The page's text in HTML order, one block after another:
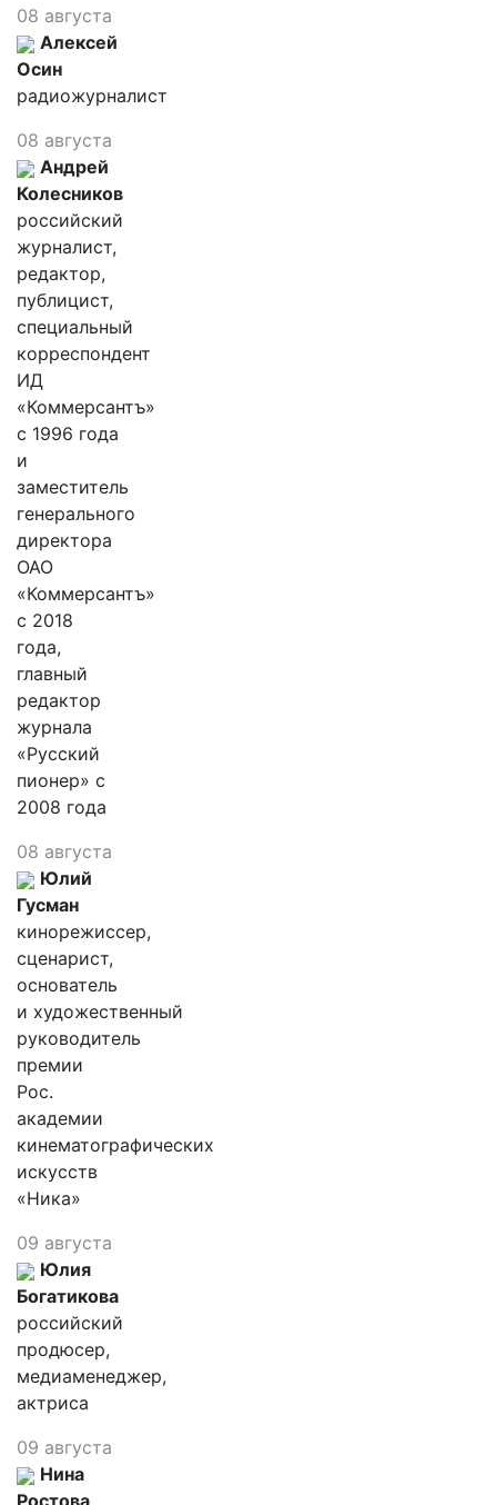
08 августа
Алексей
Осин
радиожурналист
08 августа
Андрей
Колесников
российский
журналист,
редактор,
публицист,
специальный
корреспондент
ИД
«Коммерсантъ»
с 1996 года
и
заместитель
генерального
директора
ОАО
«Коммерсантъ»
с 2018
года,
главный
редактор
журнала
«Русский
пионер» с
2008 года
08 августа
Юлий
Гусман
кинорежиссер,
сценарист,
основатель
и художественный
руководитель
премии
Рос.
академии
кинематографических
искусств
«Ника»
09 августа
Юлия
Богатикова
российский
продюсер,
медиаменеджер,
актриса
09 августа
Нина